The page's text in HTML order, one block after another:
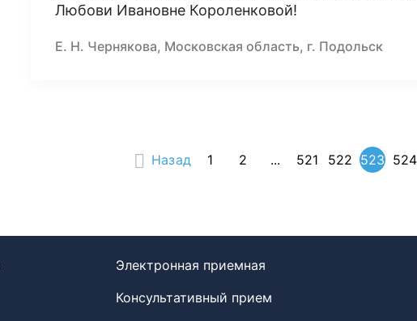
Любови Ивановне Короленковой!
Е. Н. Чернякова, Московская область, г. Подольск
Назад 1 2 ... 521 522 523 524
Электронная приемная
Консультативный прием